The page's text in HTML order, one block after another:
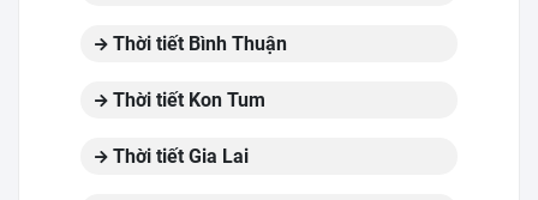
Thời tiết Bình Thuận
Thời tiết Kon Tum
Thời tiết Gia Lai